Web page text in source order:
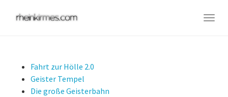
Fahrt zur Hölle 2.0
Geister Tempel
Die große Geisterbahn